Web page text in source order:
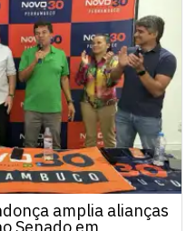
amplia alianças